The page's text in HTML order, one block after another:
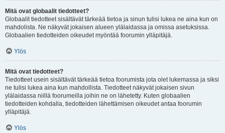
Mitä ovat globaalit tiedotteet?
Globaalit tiedotteet sisältävät tärkeää tietoa ja sinun tulisi lukea ne aina kun on
mahdolista. Ne näkyvät jokaisen alueen ylälaidassa ja omissa asetuksissa.
Globaalien tiedotteiden oikeudet myöntää foorumin ylläpitäjä.
Ylös
Mitä ovat tiedotteet?
Tiedotteet usein sisältävät tärkeää tietoa foorumista jota olet lukemassa ja siksi
ne tulisi lukea aina kun mahdollista. Tiedotteet näkyvät jokaisen sivun
ylälaidassa niillä foorumeilla joihin ne on lähetetty. Kuten globaalien
tiedotteiden kohdalla, tiedotteiden lähettämisen oikeudet antaa foorumin
ylläpitäjä.
Ylös